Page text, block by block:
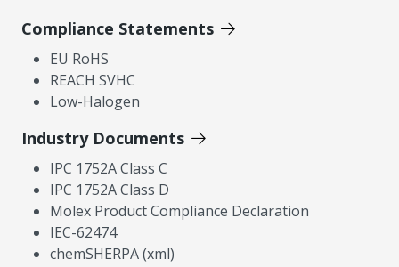
Compliance Statements
EU RoHS
REACH SVHC
Low-Halogen
Industry Documents
IPC 1752A Class C
IPC 1752A Class D
Molex Product Compliance Declaration
IEC-62474
chemSHERPA (xml)